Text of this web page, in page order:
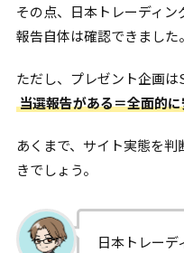
その点、日本トレーディ
報告自体は確認できました。
ただし、プレゼント企画は
当選報告がある＝全面的
あくまで、サイト実態を
きでしょう。
日本トレー